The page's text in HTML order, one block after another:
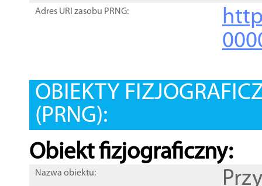
Adres URI zasobu PRNG:
OBIEKTY
(PRNG):
Obiekt fizjograficzny:
Nazwa obiektu: